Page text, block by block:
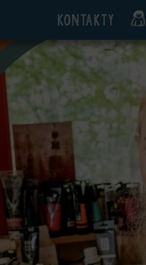
Kontakty